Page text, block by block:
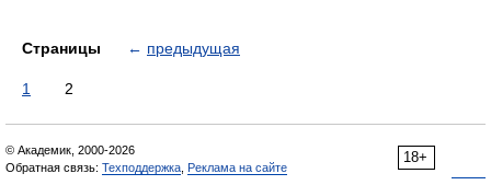
Страницы ← предыдущая
1 2
18+
© Академик, 2000-2026
Обратная связь: Техподдержка Реклама на сайте